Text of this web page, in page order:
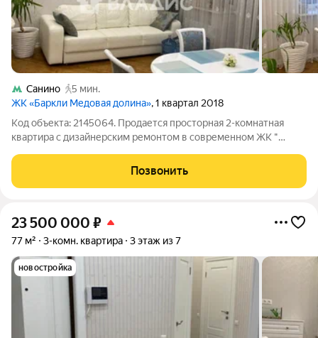
Санино
5 мин.
ЖК «Баркли Медовая долина», 1 квартал 2018
Код объекта: 2145064. Продается просторная 2-комнатная
квартира с дизайнерским ремонтом в современном ЖК "
м, расположена она на 3-м этаже 7-этажного монолитного
дома 2018 года постройки.
Позвонить
23 500 000 ₽
77 м² 3-комн. квартира 3 этаж из 7
новостройка